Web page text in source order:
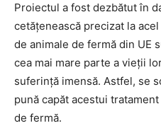
Proiectul a fost dezbătut în
cetățenească precizat la
de animale de fermă din UE
cea mai mare parte a vieții
suferință imensă. Astfel, se
pună capăt acestui
de fermă.